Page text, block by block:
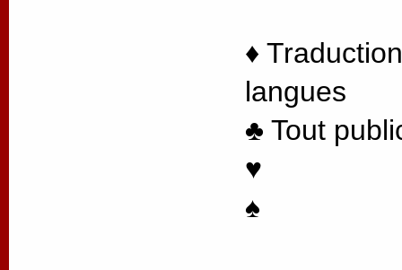
♦
langues
♣ Tout
♥
♠